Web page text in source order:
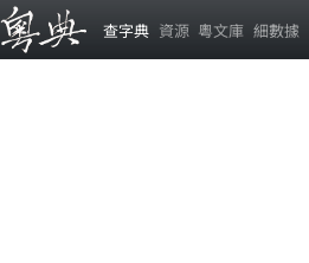
查字典 資源 粵文庫 細數據